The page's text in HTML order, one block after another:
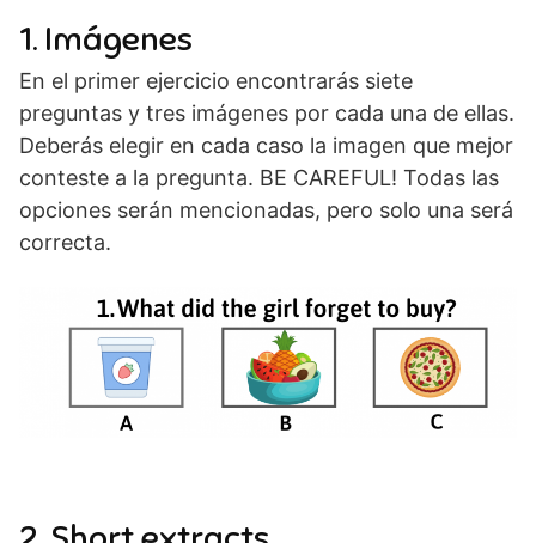
1. Imágenes
En el primer ejercicio encontrarás siete
preguntas y tres imágenes por cada una de ellas.
Deberás elegir en cada caso la imagen que mejor
conteste a la pregunta. BE CAREFUL! Todas las
opciones serán mencionadas, pero solo una será
correcta.